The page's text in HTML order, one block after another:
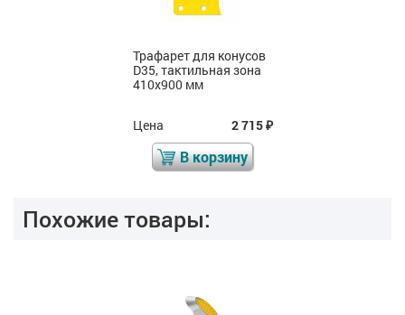
Клей
двухкомпонентный,
FIXVERT-S,
Цена
8 501₽
В корзину
Похожие товары: